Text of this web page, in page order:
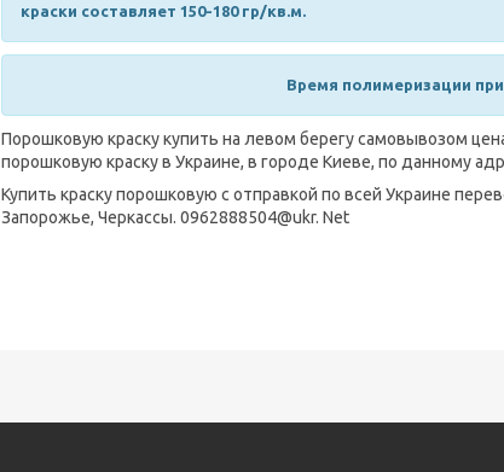
краски составляет 150-180 гр/кв.м.
Время полимеризации при
Порошковую краску купить на левом берегу самовывозом
порошковую краску в Украине, в городе Киеве, по данному
Купить краску порошковую с отправкой по всей Украине
Запорожье, Черкассы. 0962888504@ukr. Net